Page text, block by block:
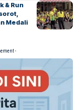
& Run
Medali
-